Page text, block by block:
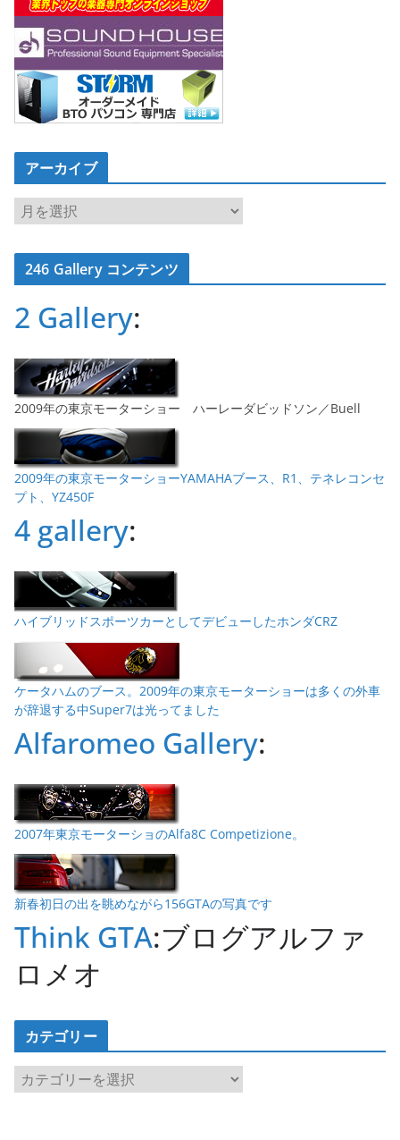
アーカイブ
ア
ー
カ
イ246 Gallery コンテンツ
2 Gallery:
2009年の東京モーターショー ハーレーダビッドソン／Buell
2009年の東京モーターショーYAMAHAブース、R1、テネレコンセ
プト、YZ450F
4 gallery:
ハイブリッドスポーツカーとしてデビューしたホンダCRZ
ケータハムのブース。2009年の東京モーターショーは多くの外車
が辞退する中Super7は光ってました
Alfaromeo Gallery:
2007年東京モーターショのAlfa8C Competizione。
新春初日の出を眺めながら156GTAの写真です
Think GTA:ブログアルファ
ロメオ
カテゴリー
カ
テ